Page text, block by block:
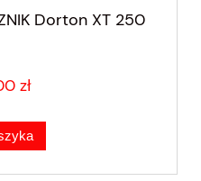
Dorton XT 250
zł